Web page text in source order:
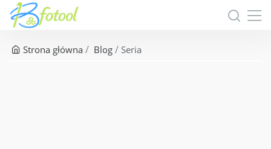
Strona główna Blog Seria